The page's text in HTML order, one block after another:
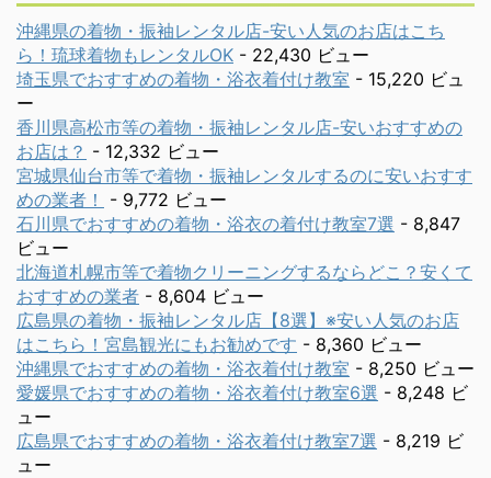
沖縄県の着物・振袖レンタル店-安い人気のお店はこち
ら！琉球着物もレンタルOK - 22,430 ビュー
埼玉県でおすすめの着物・浴衣着付け教室 - 15,220 ビュ
ー
香川県高松市等の着物・振袖レンタル店-安いおすすめの
お店は？ - 12,332 ビュー
宮城県仙台市等で着物・振袖レンタルするのに安いおすす
めの業者！
- 9,772 ビュー
石川県でおすすめの着物・浴衣の着付け教室7選 - 8,847
ビュー
北海道札幌市等で着物クリーニングするならどこ？安くて
おすすめの業者 - 8,604 ビュー
広島県の着物・振袖レンタル店【8選】※安い人気のお店
はこちら！宮島観光にもお勧めです - 8,360 ビュー
沖縄県でおすすめの着物・浴衣着付け教室 - 8,250 ビュー
愛媛県でおすすめの着物・浴衣着付け教室6選 - 8,248 ビ
ュー
広島県でおすすめの着物・浴衣着付け教室7選 - 8,219 ビ
ュー